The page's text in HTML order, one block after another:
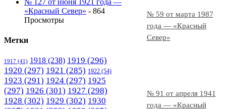
№ 59 от марта 1987
года — «Красный
Север»
№ 91 от апреля 1941
года — «Красный
№ 127 от июня 1921 года —
«Красный Север» - 864
Просмотры
Метки
1917 (41) 1918 (238) 1919 (296)
1920 (297) 1921 (285) 1922 (54)
1923 (291) 1924 (297) 1925
(297) 1926 (301) 1927 (298)
1928 (302) 1929 (302) 1930